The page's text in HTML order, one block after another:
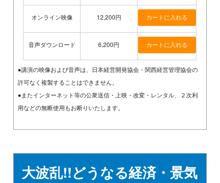
オンライン映像 12,200円
音声ダウンロード 6,200円
●講演の映像および音声は、日本経営開発協会・関西経営管理協会の
許可なく複製することはできません。
●またインターネット等の公衆送信・上映・改変・レンタル、２次利
用などの無断使用もお断りいたします。
大波乱!!どうなる経済・景気